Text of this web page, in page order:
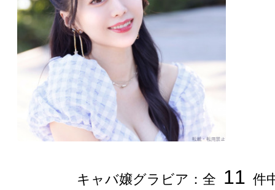
キャバ嬢グラビア：全 11 件